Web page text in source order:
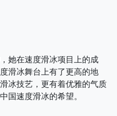
她在速度滑冰项目上的成
滑冰舞台上有了更高的地
冰技艺，更有着优雅的气质
国速度滑冰的希望。